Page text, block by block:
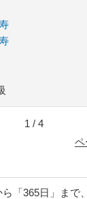
1 / 4
ペ
ら「365日」まで